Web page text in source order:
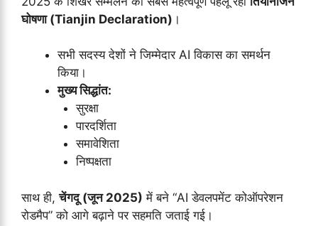
घोषणा (Tianjin Declaration) ।
सभी सदस्य देशों ने जिम्मेदार AI विकास का समर्थन
किया।
मुख्य सिद्धांत:
सुरक्षा
पारदर्शिता
समावेशिता
निष्पक्षता
साथ ही,चेंगदू (जून 2025) में बने “AI डेवलपमेंट कोऑपरेशन
रोडमैप” को आगे बढ़ाने पर सहमति जताई गई।